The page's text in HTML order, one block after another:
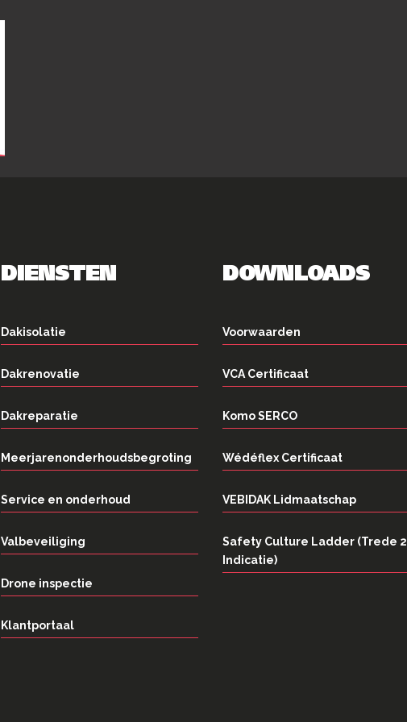
DIENSTEN
Dakisolatie
Dakrenovatie
Dakreparatie
Meerjarenonderhoudsbegroting
Service en onderhoud
Valbeveiliging
Drone inspectie
Klantportaal
DOWNLOADS
Voorwaarden
VCA Certificaat
Komo SERCO
Wédéflex Certificaat
VEBIDAK Lidmaatschap
Safety Culture Ladder (Trede 2
Indicatie)